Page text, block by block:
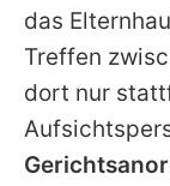
das
Treffen
dort nur